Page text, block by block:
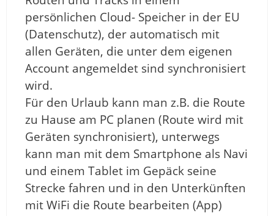
persönlichen Cloud- Speicher in der EU
(Datenschutz), der automatisch mit
allen Geräten, die unter dem eigenen
Account angemeldet sind synchronisiert
wird.
Für den Urlaub kann man z.B. die Route
zu Hause am PC planen (Route wird mit
Geräten synchronisiert), unterwegs
kann man mit dem Smartphone als Navi
und einem Tablet im Gepäck seine
Strecke fahren und in den Unterkünften
mit WiFi die Route bearbeiten (App)